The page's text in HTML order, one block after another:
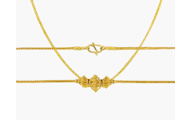
1 บาท
2 บาท
3 บาท
5 บาท